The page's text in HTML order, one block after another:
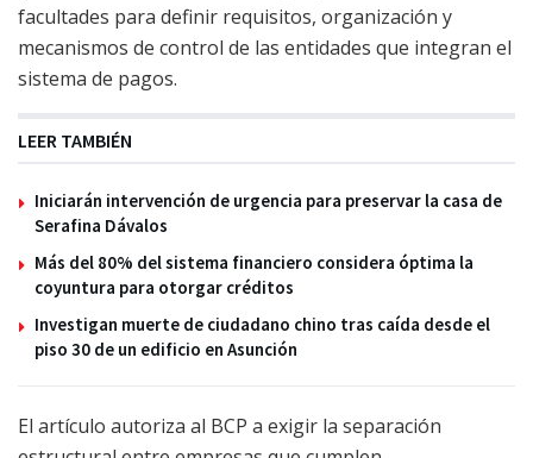
facultades para definir requisitos, organización y
mecanismos de control de las entidades que integran el
sistema de pagos.
LEER TAMBIÉN
Iniciarán intervención de urgencia para preservar la casa de
Serafina Dávalos
Más del 80% del sistema financiero considera óptima la
coyuntura para otorgar créditos
Investigan muerte de ciudadano chino tras caída desde el
piso 30 de un edificio en Asunción
El artículo autoriza al BCP a exigir la separación